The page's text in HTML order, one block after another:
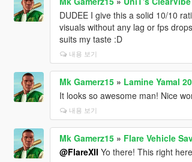
DUDEE I give this a solid 10/10
visuals without any lag or fps
suits my taste :D
내용 보기
Mk Gamerz15» Lamine Yamal
It looks so awesome man! Nice
내용 보기
Mk Gamerz15» Flare Vehicle
@FlareXII Yo there! This right